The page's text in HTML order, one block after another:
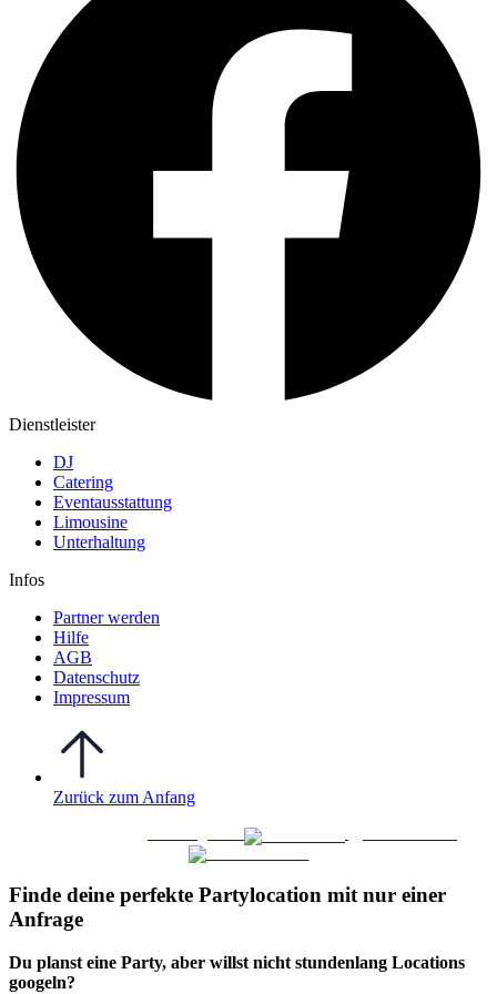
Dienstleister
DJ
Catering
Eventausstattung
Limousine
Unterhaltung
Infos
Partner werden
Hilfe
AGB
Datenschutz
Impressum
Zurück zum Anfang
Finde deine perfekte Partylocation mit nur einer
Anfrage​
Du planst eine Party, aber willst nicht stundenlang Locations
googeln?